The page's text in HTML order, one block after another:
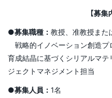
【募集
●募集職種： 教授、准教授また
戦略的イノベーション創造プ
育成結晶に基づくシリアルマ
ジェクトマネジメント担当
●募集人員： 1名